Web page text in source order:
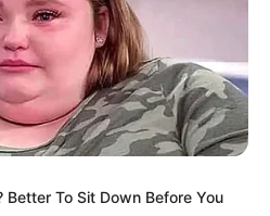
Better To Sit Down Before You